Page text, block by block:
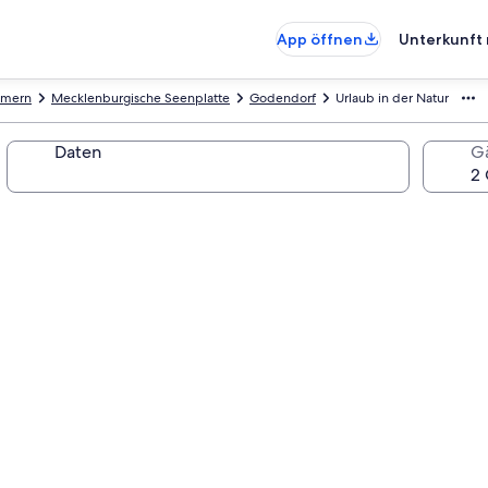
App öffnen
Unterkunft
Urlaub in der Natur
Godendorf
Mecklenburgische Seenplatte
Daten